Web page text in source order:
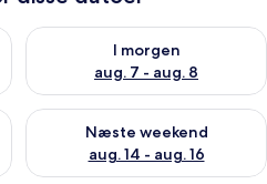
6 - aug. 7
I morgen
aug. 7 - aug. 8
Tjek tilgængelighed for i
aug. 7 - aug. 9
Næste weekend
aug. 14 - aug. 16
Tjek tilgængelighed for næste